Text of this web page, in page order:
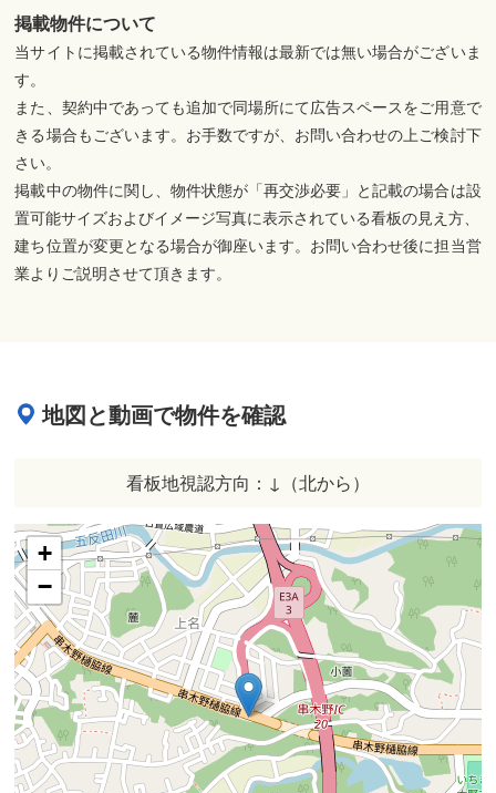
掲載物件について
当サイトに掲載されている物件情報は最新では無い場合がございま
す。
また、契約中であっても追加で同場所にて広告スペースをご用意で
きる場合もございます。お手数ですが、お問い合わせの上ご検討下
さい。
掲載中の物件に関し、物件状態が「再交渉必要」と記載の場合は設
置可能サイズおよびイメージ写真に表示されている看板の見え方、
建ち位置が変更となる場合が御座います。お問い合わせ後に担当営
業よりご説明させて頂きます。
地図と動画で物件を確認
看板地視認方向：↓（北から）
+
−